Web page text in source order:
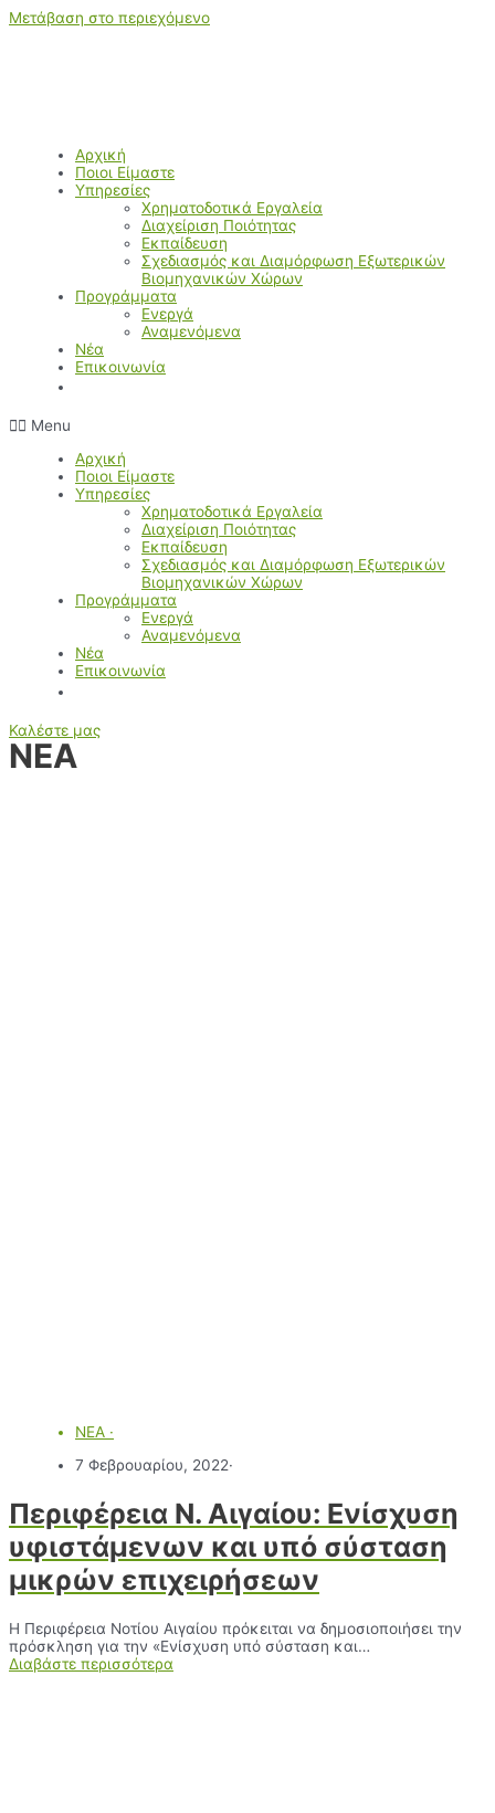
Μετάβαση στο περιεχόμενο
Αρχική
Ποιοι Είμαστε
Υπηρεσίες
Χρηματοδοτικά Εργαλεία
Διαχείριση Ποιότητας
Εκπαίδευση
Σχεδιασμός και Διαμόρφωση Εξωτερικών
Βιομηχανικών Χώρων
Προγράμματα
Ενεργά
Αναμενόμενα
Νέα
Επικοινωνία
Menu
Αρχική
Ποιοι Είμαστε
Υπηρεσίες
Χρηματοδοτικά Εργαλεία
Διαχείριση Ποιότητας
Εκπαίδευση
Σχεδιασμός και Διαμόρφωση Εξωτερικών
Βιομηχανικών Χώρων
Προγράμματα
Ενεργά
Αναμενόμενα
Νέα
Επικοινωνία
Καλέστε μας
ΝΕΑ
ΝΕΑ ·
7 Φεβρουαρίου, 2022·
Περιφέρεια Ν. Αιγαίου: Ενίσχυση
υφιστάμενων και υπό σύσταση
μικρών επιχειρήσεων
Η Περιφέρεια Νοτίου Αιγαίου πρόκειται να δημοσιοποιήσει την
πρόσκληση για την «Ενίσχυση υπό σύσταση και…
Διαβάστε περισσότερα